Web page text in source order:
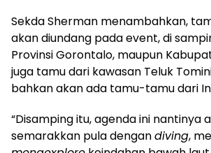
Sekda Sherman menambahkan,
akan diundang pada event, di
Provinsi Gorontalo, maupun
juga tamu dari kawasan Teluk
bahkan akan ada tamu-tamu dari
“Disamping itu, agenda ini nantinya
semarakkan pula dengandiving,